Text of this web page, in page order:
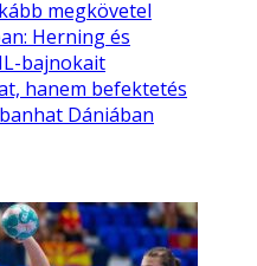
megkövetel
Herning és
bajnokait
hanem befektetés
Dániában